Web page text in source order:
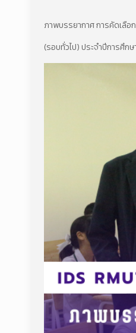
ภาพบรรยากาศ การคัดเลือ
(รอบทั่วไป) ประจำปีการศึก